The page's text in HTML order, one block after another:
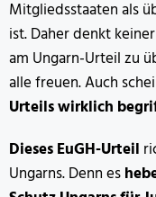
Mitgliedsstaaten als
ist. Daher denkt
am Ungarn-Urteil zu
alle freuen. Auch
Urteils wirklich
Dieses EuGH-Urteil
Ungarns. Denn es